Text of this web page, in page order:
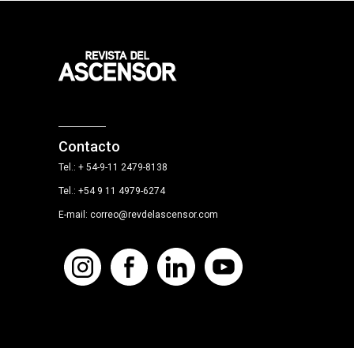
Contacto
Tel.: + 54-9-11 2479-8138
Tel.: +54 9 11 4979-6274
E-mail: correo@revdelascensor.com